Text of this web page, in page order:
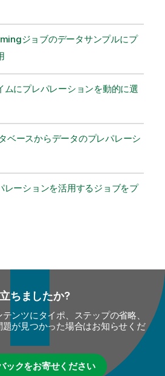
ジョブのデータサンプルにプ
ムにプレパレーションを動的に選
ベースからデータのプレパレーシ
レーションを活用するジョブをプ
ちましたか?
ンツにタイポ、ステップの省略、
が見つかった場合はお知らせくだ
ックをお寄せください